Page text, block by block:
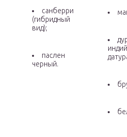
санберри
(гибридный
вид);
паслен
черный.